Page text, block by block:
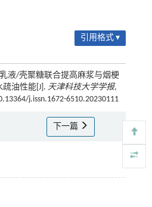
引用格式 ▾
液/壳聚糖联合提高麻浆与烟梗
油性能[J]. 天津科技大学学报,
j.issn.1672-6510.20230111
下一篇